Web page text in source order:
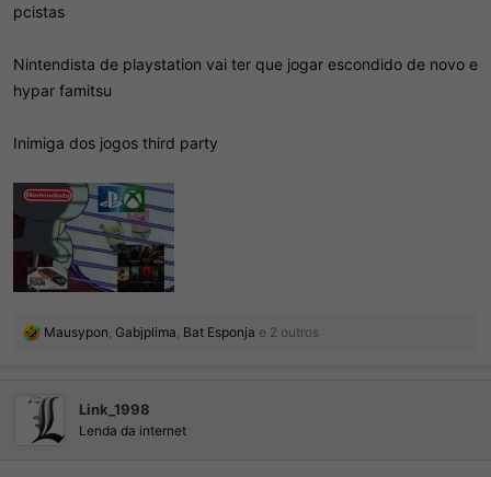
pcistas
Nintendista de playstation vai ter que jogar escondido de novo e
hypar famitsu
Inimiga dos jogos third party
R
e
Mausypon Gabjplima Bat Esponja e 2 outros
Link_1998
Lenda da internet